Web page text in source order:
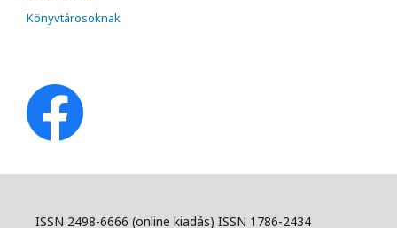
Könyvtárosoknak
ISSN 2498-6666 (online kiadás) ISSN 1786-2434